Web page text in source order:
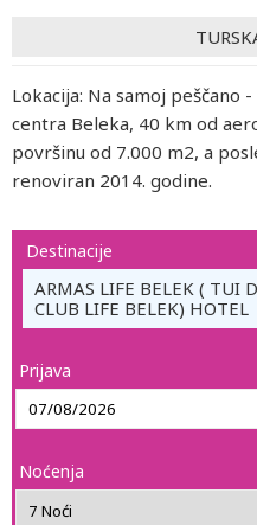
Lokacija: Na samoj peščano
centra Beleka, 40 km od
površinu od 7.000 m2, a
renoviran 2014. godine.
Destinacije
ARMAS LIFE BELEK ( TUI
CLUB LIFE BELEK) HOTEL
Prijava
Noćenja